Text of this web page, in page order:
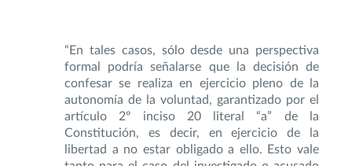
“En tales casos, sólo desde una perspectiva
formal podría señalarse que la decisión de
confesar se realiza en ejercicio pleno de la
autonomía de la voluntad, garantizado por el
artículo 2º inciso 20 literal “a” de la
Constitución, es decir, en ejercicio de la
libertad a no estar obligado a ello. Esto vale